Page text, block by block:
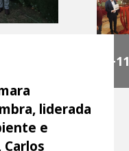
+11
liderada
e